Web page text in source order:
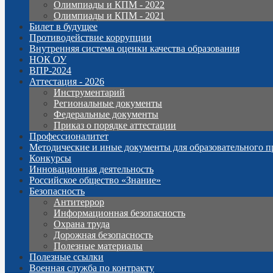
Олимпиады и КПМ - 2022
Олимпиады и КПМ - 2021
Билет в будущее
Противодействие коррупции
Внутренняя система оценки качества образования
НОК ОУ
ВПР-2024
Аттестация - 2026
Инструментарий
Региональные документы
Федеральные документы
Приказ о порядке аттестации
Профессионалитет
Методические и иные документы для образовательного
Конкурсы
Инновационная деятельность
Российское общество «Знание»
Безопасность
Антитеррор
Информационная безопасность
Охрана труда
Дорожная безопасность
Полезные материалы
Полезные ссылки
Военная служба по контракту